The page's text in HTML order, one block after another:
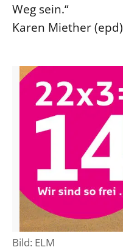
Weg sein.“
Karen Miether (epd)
Bild: ELM